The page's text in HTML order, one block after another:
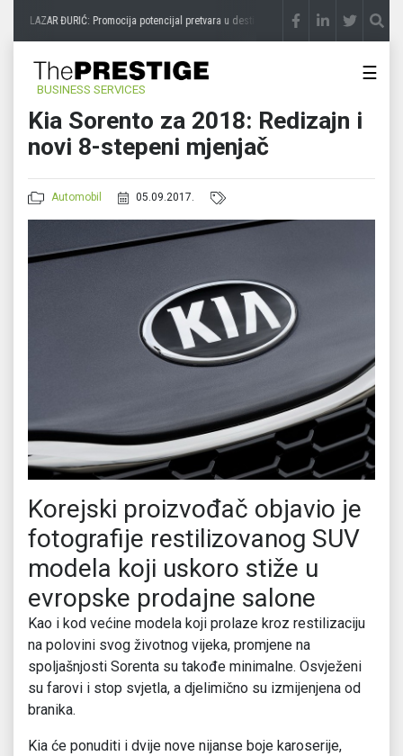
LAZAR ĐURIĆ: Promocija potencijal pretvara u destinaciju prije 3 sedmice
BUSINESS SERVICES
☰
Kia Sorento za 2018: Redizajn i
novi 8-stepeni mјenjač
Automobil 05.09.2017.
Korejski proizvođač objavio je
fotografije restilizovanog SUV
modela koji uskoro stiže u
evropske prodajne salone
Kao i kod većine modela koji prolaze kroz restilizaciju
na polovini svog životnog vijeka, promjene na
spoljašnjosti Sorenta su takođe minimalne. Osvježeni
su farovi i stop svjetla, a djelimično su izmijenjena od
branika.
Kia će ponuditi i dvije nove nijanse boje karoserije,